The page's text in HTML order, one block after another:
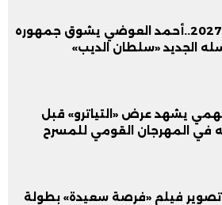
رمضان 2027..أحمد العوضي يشوق جمهوره
الجديد «سلطان الديب»
يشهد عرض «التياترو» قبل
في المهرجان القومي للمسرح
تصوير فيلم «فرصة سعيدة» بطولة